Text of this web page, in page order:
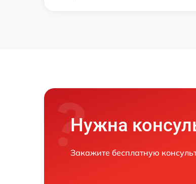
Нужна
Закажите бесплатную